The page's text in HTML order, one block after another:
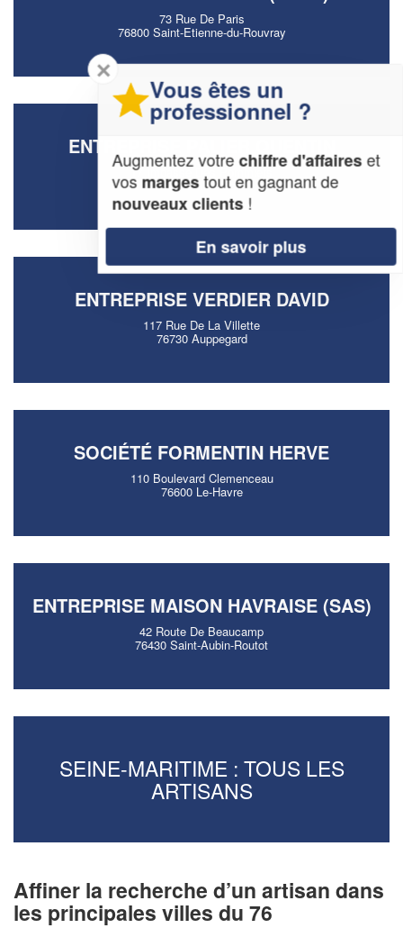
73 Rue De Paris
76800 Saint-Etienne-du-Rouvray
ENTREPRISE PALIER QUENTIN
17 Impasse Des Pommiers
76520 Montmain
ENTREPRISE VERDIER DAVID
117 Rue De La Villette
76730 Auppegard
SOCIÉTÉ FORMENTIN HERVE
110 Boulevard Clemenceau
76600 Le-Havre
ENTREPRISE MAISON HAVRAISE (SAS)
42 Route De Beaucamp
76430 Saint-Aubin-Routot
SEINE-MARITIME : TOUS LES
ARTISANS
Affiner la recherche d’un artisan dans
les principales villes du 76
✕
Vous êtes un
professionnel ?
Augmentez votrechiffre d'affaireset
vos margestout en gagnant de
nouveaux clients!
En savoir plus